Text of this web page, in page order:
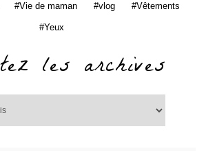
Vie de maman vlog Vêtements
Yeux
les archives